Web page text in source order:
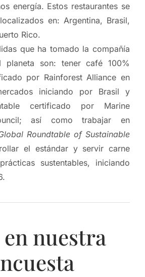
energía. Estos restaurantes se
en: Argentina, Brasil,
Rico.
que ha tomado la compañía
planeta son: tener café 100%
por Rainforest Alliance en
iniciando por Brasil y
certificado por Marine
así como trabajar en
Roundtable of Sustainable
el estándar y servir carne
sustentables, iniciando
en nuestra